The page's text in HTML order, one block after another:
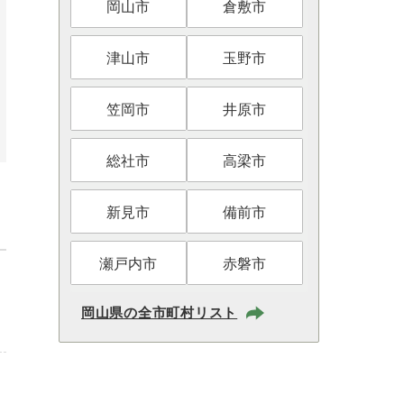
岡山市 倉敷市
津山市 玉野市
笠岡市 井原市
総社市 高梁市
新見市 備前市
瀬戸内市 赤磐市
岡山県の全市町村リスト